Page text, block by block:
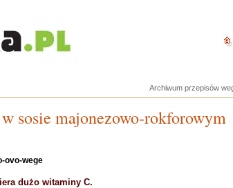
Archiwum przepisów
sosie majonezowo-rokforowym
ovo-wege
dużo witaminy C.